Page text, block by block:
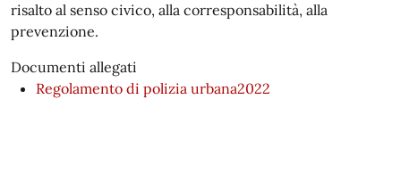
risalto al senso civico, alla corresponsabilità, alla
prevenzione.
Documenti allegati
Regolamento di polizia urbana2022